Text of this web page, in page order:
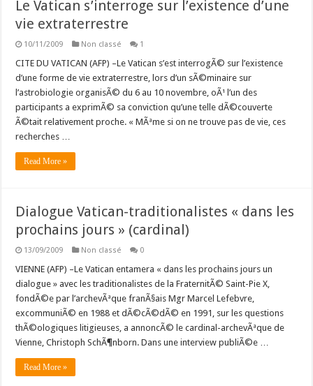
Le Vatican s’interroge sur l’existence d’une
vie extraterrestre
10/11/2009 Non classé 1
CITE DU VATICAN (AFP) –Le Vatican s’est interrogÃ© sur l’existence
d’une forme de vie extraterrestre, lors d’un sÃ©minaire sur
l’astrobiologie organisÃ© du 6 au 10 novembre, oÃ¹ l’un des
participants a exprimÃ© sa conviction qu’une telle dÃ©couverte
Ã©tait relativement proche. « MÃªme si on ne trouve pas de vie, ces
recherches …
Read More »
Dialogue Vatican-traditionalistes « dans les
prochains jours » (cardinal)
13/09/2009 Non classé 0
VIENNE (AFP) –Le Vatican entamera « dans les prochains jours un
dialogue » avec les traditionalistes de la FraternitÃ© Saint-Pie X,
fondÃ©e par l’archevÃªque franÃ§ais Mgr Marcel Lefebvre,
excommuniÃ© en 1988 et dÃ©cÃ©dÃ© en 1991, sur les questions
thÃ©ologiques litigieuses, a annoncÃ© le cardinal-archevÃªque de
Vienne, Christoph SchÃ¶nborn. Dans une interview publiÃ©e …
Read More »